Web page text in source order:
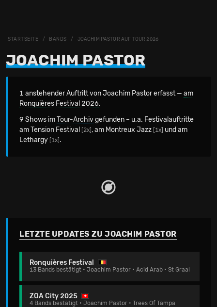
STARTSEITE BANDS JOACHIM PASTOR AUF TOUR 2026
JOACHIM PASTOR
1 anstehender Auftritt von Joachim Pastor erfasst — am
Ronquières Festival 2026.
9 Shows imTour-Archivgefunden – u.a. Festivalauftritte
am Tension Festival
[2x] , am Montreux Jazz [1x] und am
Lethargy [1x] .
LETZTE UPDATES ZU JOACHIM PASTOR
Ronquières Festival
13 Bands bestätigt • Joachim Pastor • Acid Arab • St Graal
ZOA City 2025
4 Bands bestätigt • Joachim Pastor • Trees Of Tampa